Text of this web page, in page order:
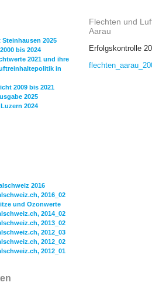
2025
bis 2024
2021 und ihre
in
2009 bis 2021
2025
2024
2016
2016_02
und Ozonwerte
2014_02
2013_02
2012_03
2012_02
2012_01
Flechten und
Aarau
Erfolgskontrolle